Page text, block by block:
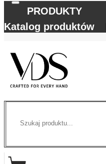
PRODUKTY
Katalog produktów